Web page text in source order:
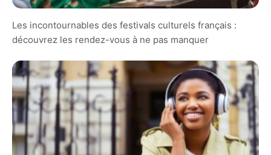
Les incontournables des festivals culturels français :
découvrez les rendez-vous à ne pas manquer